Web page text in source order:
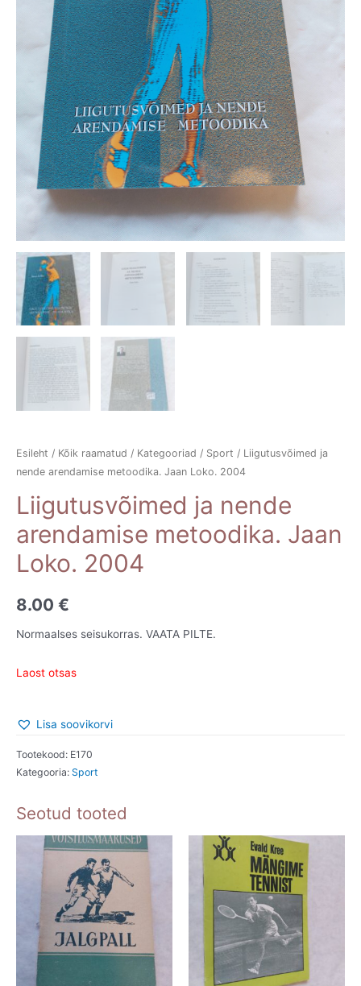
Esileht / Kõik raamatud / Kategooriad / Sport / Liigutusvõimed ja
nende arendamise metoodika. Jaan Loko. 2004
Liigutusvõimed ja nende
arendamise metoodika. Jaan
Loko. 2004
8.00 €
Normaalses seisukorras. VAATA PILTE.
Laost otsas
Lisa soovikorvi
Tootekood: E170
Kategooria: Sport
Seotud tooted